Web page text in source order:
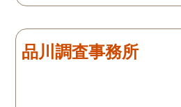
私の想像通り女と頻繁に会
た。さらに探偵が入手した
証拠から二人が肉体関係を
品川調査事務所